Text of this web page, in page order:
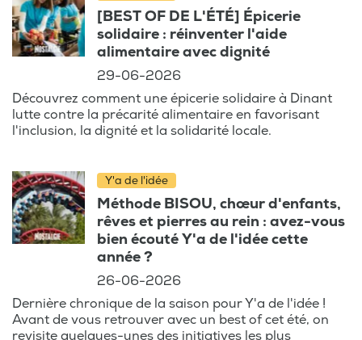
[BEST OF DE L'ÉTÉ] Épicerie
solidaire : réinventer l'aide
alimentaire avec dignité
29-06-2026
Découvrez comment une épicerie solidaire à Dinant
lutte contre la précarité alimentaire en favorisant
l'inclusion, la dignité et la solidarité locale.
Y'a de l'idée
Méthode BISOU, chœur d'enfants,
rêves et pierres au rein : avez-vous
bien écouté Y'a de l'idée cette
année ?
26-06-2026
Dernière chronique de la saison pour Y'a de l'idée !
Avant de vous retrouver avec un best of cet été, on
revisite quelques-unes des initiatives les plus